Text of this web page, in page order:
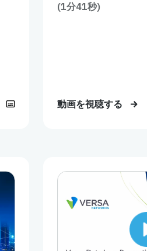
(1分41秒)
動画を視聴する